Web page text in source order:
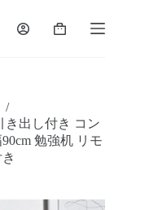
/
き出し付き コン
勉強机 リモ